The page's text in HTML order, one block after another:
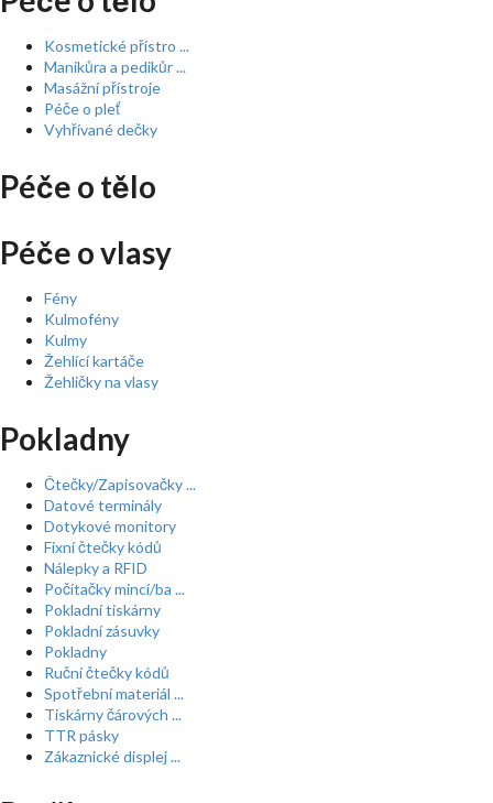
Kosmetické přístro ...
Manikůra a pedikůr ...
Masážní přístroje
Péče o pleť
Vyhřívané dečky
Péče o tělo
Péče o vlasy
Fény
Kulmofény
Kulmy
Žehlící kartáče
Žehličky na vlasy
Pokladny
Čtečky/Zapisovačky ...
Datové terminály
Dotykové monitory
Fixní čtečky kódů
Nálepky a RFID
Počítačky mincí/ba ...
Pokladní tiskárny
Pokladní zásuvky
Pokladny
Ruční čtečky kódů
Spotřební materiál ...
Tiskárny čárových ...
TTR pásky
Zákaznické displej ...